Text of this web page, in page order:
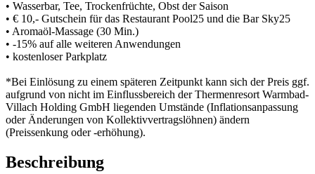
• Wasserbar, Tee, Trockenfrüchte, Obst der Saison
• € 10,- Gutschein für das Restaurant Pool25 und die Bar Sky25
• Aromaöl-Massage (30 Min.)
• -15% auf alle weiteren Anwendungen
• kostenloser Parkplatz
*Bei Einlösung zu einem späteren Zeitpunkt kann sich der Preis ggf.
aufgrund von nicht im Einflussbereich der Thermenresort Warmbad-
Villach Holding GmbH liegenden Umstände (Inflationsanpassung
oder Änderungen von Kollektivvertragslöhnen) ändern
(Preissenkung oder -erhöhung).
Beschreibung